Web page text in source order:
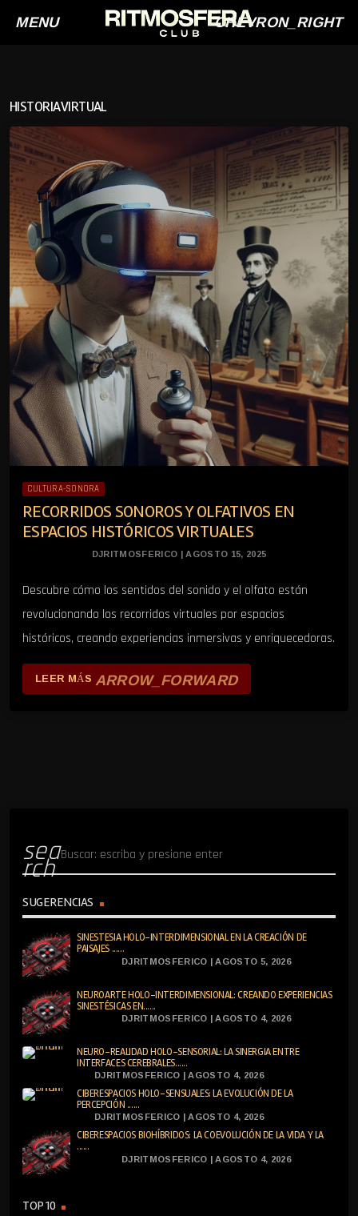
MENU CHEVRON_RIGHT
HISTORIAVIRTUAL
CULTURA-SONORA
RECORRIDOS SONOROS Y OLFATIVOS EN
ESPACIOS HISTÓRICOS VIRTUALES
DJRITMOSFERICO | AGOSTO 15, 2025
Descubre cómo los sentidos del sonido y el olfato están
revolucionando los recorridos virtuales por espacios
históricos, creando experiencias inmersivas y enriquecedoras.
LEER MÁS ARROW_FORWARD
sea
rch
SUGERENCIAS
SINESTESIA HOLO-INTERDIMENSIONAL EN LA CREACIÓN DE
PAISAJES ......
DJRITMOSFERICO | AGOSTO 5, 2026
NEUROARTE HOLO-INTERDIMENSIONAL: CREANDO EXPERIENCIAS
SINESTÉSICAS EN......
DJRITMOSFERICO | AGOSTO 4, 2026
NEURO-REALIDAD HOLO-SENSORIAL: LA SINERGIA ENTRE
INTERFACES CEREBRALES......
DJRITMOSFERICO | AGOSTO 4, 2026
CIBERESPACIOS HOLO-SENSUALES: LA EVOLUCIÓN DE LA
PERCEPCIÓN ......
DJRITMOSFERICO | AGOSTO 4, 2026
CIBERESPACIOS BIOHÍBRIDOS: LA COEVOLUCIÓN DE LA VIDA Y LA
......
DJRITMOSFERICO | AGOSTO 4, 2026
TOP 10